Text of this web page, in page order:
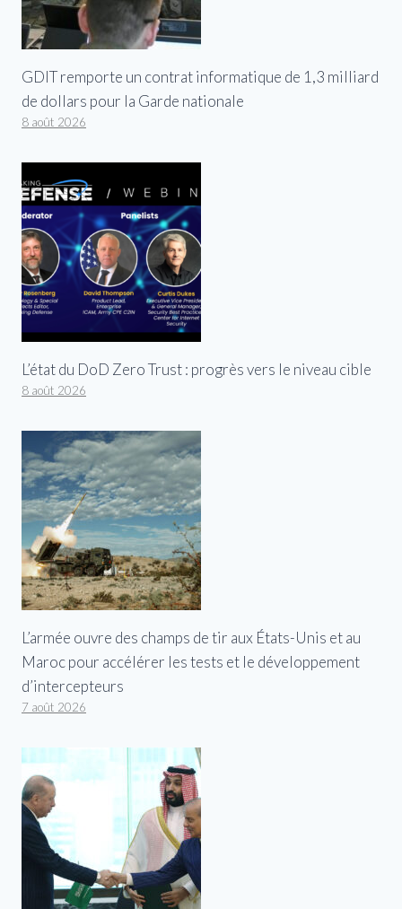
GDIT remporte un contrat informatique de 1,3 milliard
de dollars pour la Garde nationale
8 août 2026
L’état du DoD Zero Trust : progrès vers le niveau cible
8 août 2026
L’armée ouvre des champs de tir aux États-Unis et au
Maroc pour accélérer les tests et le développement
d’intercepteurs
7 août 2026